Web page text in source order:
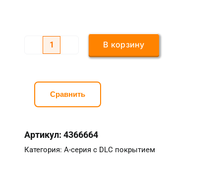
концевая
однозаходная
D3.175*l10
d2
В корзину
Сравнить
Артикул:4366664
Категория:А-серия c DLC покрытием